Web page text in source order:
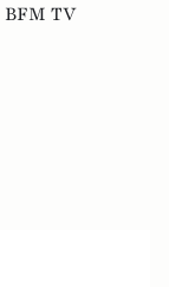
BFM TV